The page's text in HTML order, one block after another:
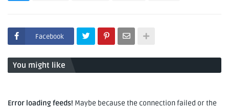
Facebook
You might like
Error loading feeds! Maybe because the connection failed or the